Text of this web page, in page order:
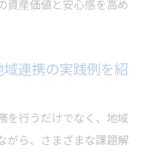
が今後注目される理
資産価値と安心感を高め
連携の実践例を紹
を行うだけでなく、地域
がら、さまざまな課題解